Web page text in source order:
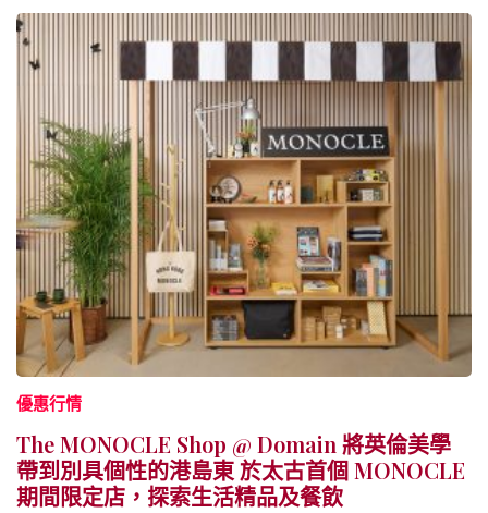
優惠行情
The MONOCLE Shop @ Domain 將英倫美學
帶到別具個性的港島東 於太古首個 MONOCLE
期間限定店，探索生活精品及餐飲